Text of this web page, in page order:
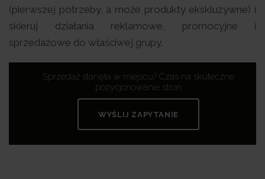
(pierwszej potrzeby, a może produkty ekskluzywne) i
skieruj działania reklamowe, promocyjne i
sprzedażowe do właściwej grupy.
Sprzedaż stanęła w miejscu? Czas na skuteczne
pozycjonowanie stron
WYŚLIJ ZAPYTANIE